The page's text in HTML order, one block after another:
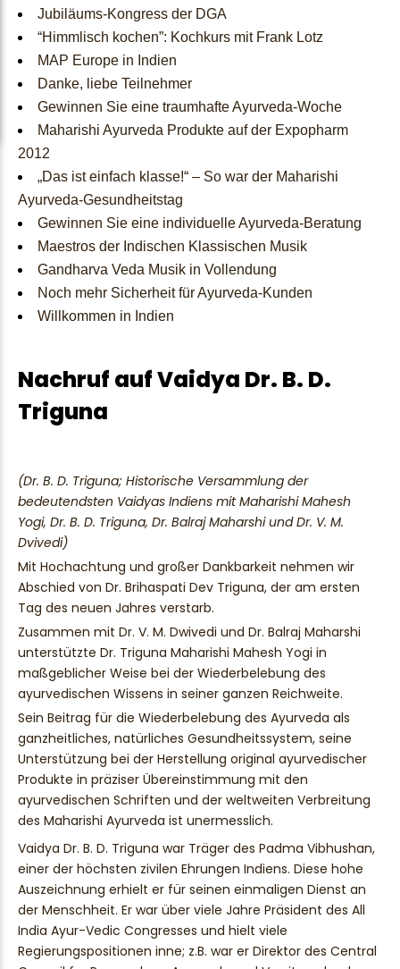
Konsultationen buchen Mini- Vaidyas
Kontakt
Jubiläums-Kongress der DGA
“Himmlisch kochen”: Kochkurs mit Frank Lotz
MAP Europe in Indien
Danke, liebe Teilnehmer
Gewinnen Sie eine traumhafte Ayurveda-Woche
Maharishi Ayurveda Produkte auf der Expopharm
2012
„Das ist einfach klasse!“ – So war der Maharishi
Ayurveda-Gesundheitstag
Gewinnen Sie eine individuelle Ayurveda-Beratung
Maestros der Indischen Klassischen Musik
Gandharva Veda Musik in Vollendung
Noch mehr Sicherheit für Ayurveda-Kunden
Willkommen in Indien
Nachruf auf Vaidya Dr. B. D.
Triguna
(Dr. B. D. Triguna; Historische Versammlung der
bedeutendsten Vaidyas Indiens mit Maharishi Mahesh
Yogi, Dr. B. D. Triguna, Dr. Balraj Maharshi und Dr. V. M.
Dvivedi)
Mit Hochachtung und großer Dankbarkeit nehmen wir
Abschied von Dr. Brihaspati Dev Triguna, der am ersten
Tag des neuen Jahres verstarb.
Zusammen mit Dr. V. M. Dwivedi und Dr. Balraj Maharshi
unterstützte Dr. Triguna Maharishi Mahesh Yogi in
maßgeblicher Weise bei der Wiederbelebung des
ayurvedischen Wissens in seiner ganzen Reichweite.
Sein Beitrag für die Wiederbelebung des Ayurveda als
ganzheitliches, natürliches Gesundheitssystem, seine
Unterstützung bei der Herstellung original ayurvedischer
Produkte in präziser Übereinstimmung mit den
ayurvedischen Schriften und der weltweiten Verbreitung
des Maharishi Ayurveda ist unermesslich.
Vaidya Dr. B. D. Triguna war Träger des Padma Vibhushan,
einer der höchsten zivilen Ehrungen Indiens. Diese hohe
Auszeichnung erhielt er für seinen einmaligen Dienst an
der Menschheit. Er war über viele Jahre Präsident des All
India Ayur-Vedic Congresses und hielt viele
Regierungspositionen inne; z.B. war er Direktor des Central